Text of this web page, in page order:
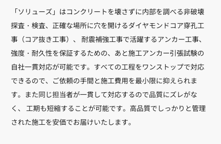
「ソリューズ」はコンクリートを壊さずに内部を調べる非破壊
探査・検査、正確な場所に穴を開けるダイヤモンドコア穿孔工
事（コア抜き工事）、 耐震補強工事で活躍するアンカー工事、
強度・耐久性を保証するための、あと施工アンカー引張試験の
自社一貫対応が可能です。すべての工程をワンストップで対応
できるので、ご依頼の手間と施工費用を最小限に抑えられま
す。また同じ担当者が一貫して対応するので品質にズレがな
く、 工期も短縮することが可能です。高品質でしっかりと管理
された施工を安価でお届けいたします。